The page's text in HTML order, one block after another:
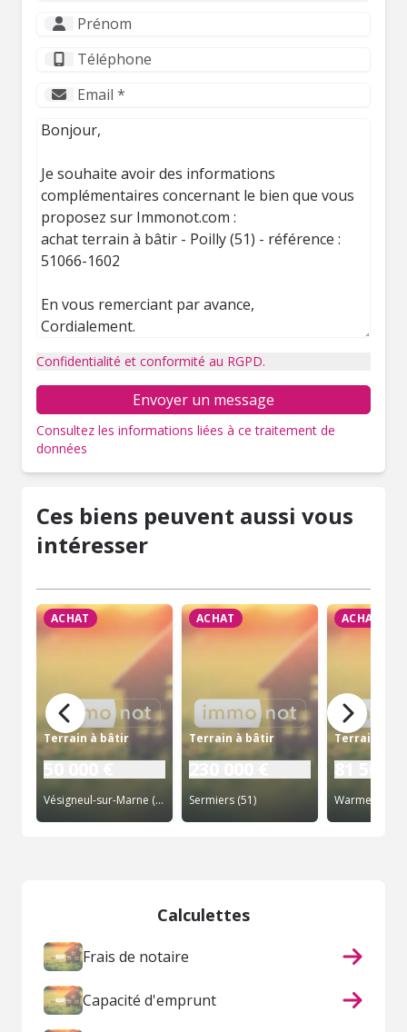
Confidentialité et conformité au RGPD.
Envoyer un message
Consultez les informations liées à ce traitement de
données
Ces biens peuvent aussi vous
intéresser
ACHAT
Terrain à bâtir
50 000 €
Vésigneul-sur-Marne (51)
ACHAT
Terrain à bâtir
230 000 €
Sermiers (51)
ACHAT
Terrain à
81 500 €
Warmeriville
Calculettes
Frais de notaire
Capacité d'emprunt